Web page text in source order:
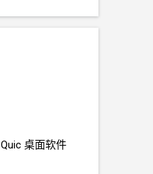
Quic 桌面软件